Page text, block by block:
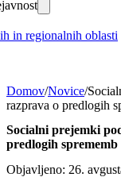
in regionalnih oblasti
Domov/Novice/
razprava o predlogih
Socialni prejemki
predlogih sprememb
Objavljeno: 26.